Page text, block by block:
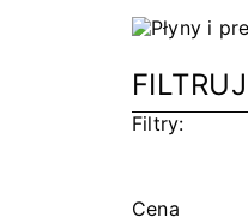
Filtry:
Cena